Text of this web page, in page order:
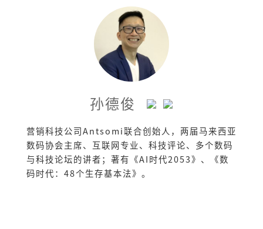
孙德俊
营销科技公司Antsomi联合创始人，两届马来西亚
数码协会主席、互联网专业、科技评论、多个数码
与科技论坛的讲者；著有《AI时代2053》、《数
码时代：48个生存基本法》。